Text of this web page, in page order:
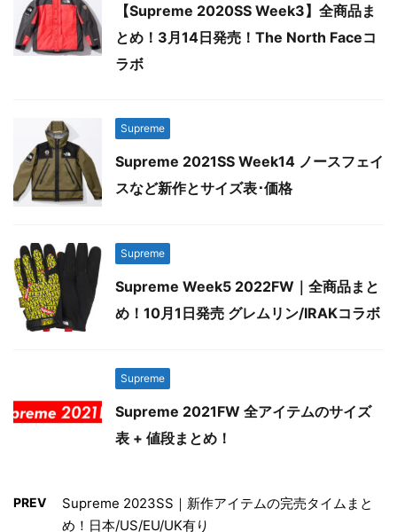
【Supreme 2020SS Week3】全商品ま
とめ！3月14日発売！The North Faceコ
ラボ
Supreme
Supreme 2021SS Week14 ノースフェイ
スなど新作とサイズ表･価格
Supreme
Supreme Week5 2022FW｜全商品まと
め！10月1日発売 グレムリン/IRAKコラボ
Supreme
Supreme 2021FW 全アイテムのサイズ
表 + 値段まとめ！
PREV
Supreme 2023SS｜新作アイテムの完売タイムまと
め！日本/US/EU/UK有り